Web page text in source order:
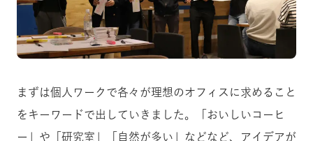
まずは個人ワークで各々が理想のオフィスに求めること
をキーワードで出していきました。「 おいしいコーヒ
ー」や「研究室」「自然が多い」などなど、アイデアが